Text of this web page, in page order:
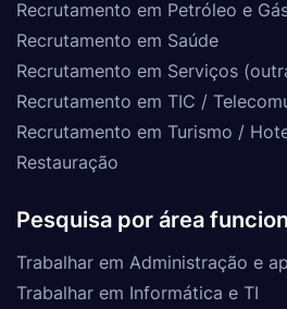
Recrutamento em Petróleo e
Recrutamento em Saúde
Recrutamento em Serviços
Recrutamento em TIC /
Recrutamento em Turismo /
Restauração
Pesquisa por área
Trabalhar em Administração e
Trabalhar em Informática e TI